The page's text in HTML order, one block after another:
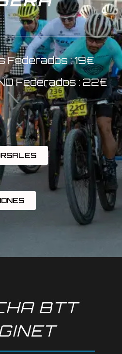
Federados : 19€
Federados : 22€
BTT